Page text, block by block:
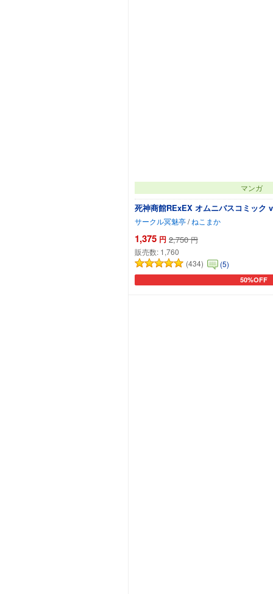
マンガ
死神商館RExEX オムニバスコミック
サークル冥魅亭/ねこまか
1,375 円 2,750 円
販売数: 1,760
(434)
(5)
50%OFF
カートに追